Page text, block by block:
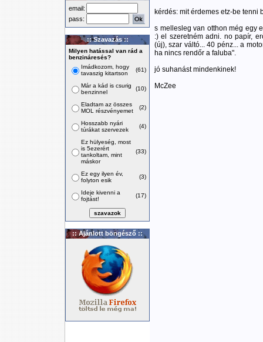
email:
pass:
:: Szavazás ::
Milyen hatással van rád a
benzináresés?
Imádkozom, hogy
tavaszig kitartson
(61)
Már a kád is csurig
benzinnel
(10)
Eladtam az összes
MOL részvényemet
(2)
Hosszabb nyári
túrákat szervezek
(4)
Ez hülyeség, most
is 5ezerért
tankoltam, mint
máskor
(33)
Ez egy ilyen év,
folyton esik
(3)
Ideje kivenni a
fojtást!
(17)
:: Ajánlott böngésző ::
kérdés: mit érdemes etz-be tenni
s mellesleg van otthon még egy
:) el szeretném adni. no papír,
(új), szar váltó... 40 pénz... a
ha nincs rendőr a faluba".
jó suhanást mindenkinek!
McZee